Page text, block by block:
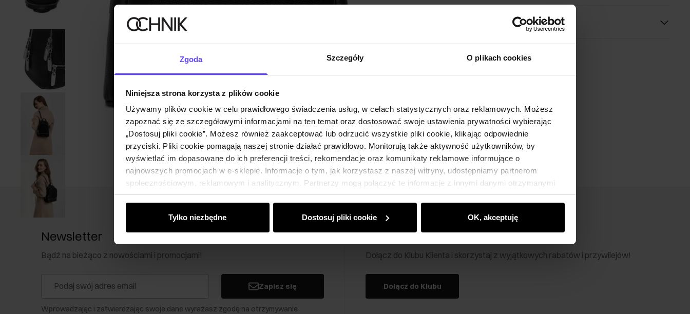
Zgoda Szczegóły O plikach cookies
Niniejsza strona korzysta z plików cookie
Używamy plików cookie w celu prawidłowego świadczenia usług, w celach statystycznych oraz reklamowych. Możesz
zapoznać się ze szczegółowymi informacjami na ten temat oraz dostosować swoje ustawienia prywatności wybierając
„Dostosuj pliki cookie”. Możesz również zaakceptować lub odrzucić wszystkie pliki cookie, klikając odpowiednie
przyciski. Pliki cookie pomagają naszej stronie działać prawidłowo. Monitorują także aktywność użytkowników, by
wyświetlać im dopasowane do ich preferencji treści, rekomendacje oraz komunikaty reklamowe informujące o
najnowszych promocjach w e-sklepie. Informacje o tym, jak korzystasz z naszej witryny, udostępniamy partnerom
społecznościowym, reklamowym i analitycznym. Partnerzy mogą połączyć te informacje z innymi danymi otrzymanymi
od Ciebie lub uzyskanymi podczas korzystania z ich usług.
Tylko niezbędne Dostosuj pliki cookie OK, akceptuję
Newsletter
Bądź na bieżąco z nowościami i promocjami!
Zapisz się
Wprowadzając i zatwierdzając swoje dane wyrażasz zgodę na otrzymywanie
Klub Klienta Ochnik
Dołącz do Klubu Klienta i skorzystaj z wyjątkowych rabatów i przywilejów!
Dołącz do Klubu